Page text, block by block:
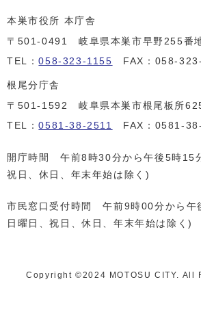
本巣市役所 本庁舎
〒501-0491 岐阜県本巣市早野255番
TEL：058-323-1155 FAX：058-
根尾分庁舎
〒501-1592 岐阜県本巣市根尾板所
TEL：0581-38-2511 FAX：0581-
開庁時間 午前8時30分から午後5時15
祝日、休日、年末年始は除く)
市民窓口受付時間 午前9時00分から午
日曜日、祝日、休日、年末年始は除く)
Copyright ©️2024 MOTOSU CITY. All